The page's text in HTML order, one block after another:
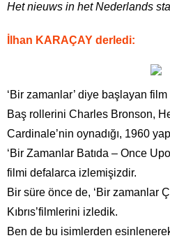
Het nieuws in het Nederlands
İlhan KARAÇAY derledi:
‘Bir zamanlar’ diye başlayan
Baş rollerini Charles Bronson,
Cardinale’nin oynadığı, 1960
‘Bir Zamanlar Batıda – Once
filmi defalarca izlemişizdir.
Bir süre önce de, ‘Bir zamanlar
Kıbrıs’filmlerini izledik.
Ben de bu isimlerden